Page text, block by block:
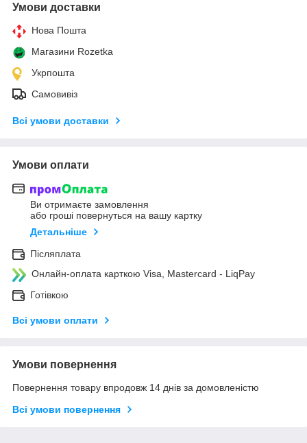
Умови доставки
Нова Пошта
Магазини Rozetka
Укрпошта
Самовивіз
Всі умови доставки
Умови оплати
Ви отримаєте замовлення
або гроші повернуться на вашу картку
Детальніше
Післяплата
Онлайн-оплата карткою Visa, Mastercard - LiqPay
Готівкою
Всі умови оплати
Умови повернення
Повернення товару впродовж 14 днів за домовленістю
Всі умови повернення